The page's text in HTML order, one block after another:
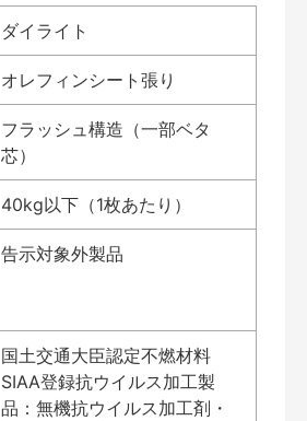
ダイライト
オレフィンシート張り
フラッシュ構造（一部ベタ
芯）
40kg以下（1枚あたり）
告示対象外製品
国土交通大臣認定不燃材料
SIAA登録抗ウイルス加工製
品：無機抗ウイルス加工剤・